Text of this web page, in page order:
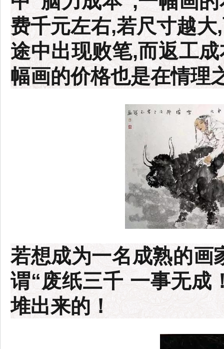
费千元左右,若尺寸越
途中出现败笔,而返工
幅画的价格也是在情理
若想成为一名成熟的画
谓“废纸三千 一事无成
堆出来的！